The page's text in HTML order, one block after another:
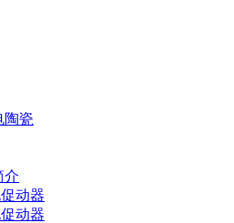
陶瓷
介
动器
动器